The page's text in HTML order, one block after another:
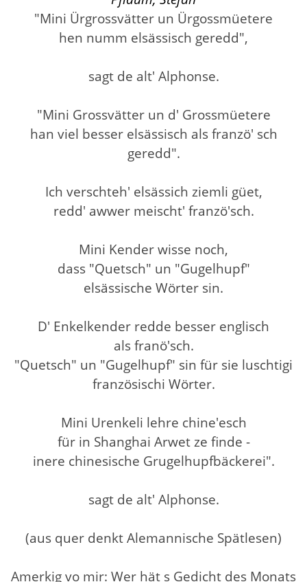
"Mini Ürgrossvätter un Ürgossmüetere
hen numm elsässisch geredd",
sagt de alt' Alphonse.
"Mini Grossvätter un d' Grossmüetere
han viel besser elsässisch als franzö' sch
geredd".
Ich verschteh' elsässich ziemli güet,
redd' awwer meischt' franzö'sch.
Mini Kender wisse noch,
dass "Quetsch" un "Gugelhupf"
elsässische Wörter sin.
D' Enkelkender redde besser englisch
als franö'sch.
"Quetsch" un "Gugelhupf" sin für sie luschtigi
französischi Wörter.
Mini Urenkeli lehre chine'esch
für in Shanghai Arwet ze finde -
inere chinesische Grugelhupfbäckerei".
sagt de alt' Alphonse.
(aus quer denkt Alemannische Spätlesen)
Amerkig vo mir: Wer hät s Gedicht des Monats